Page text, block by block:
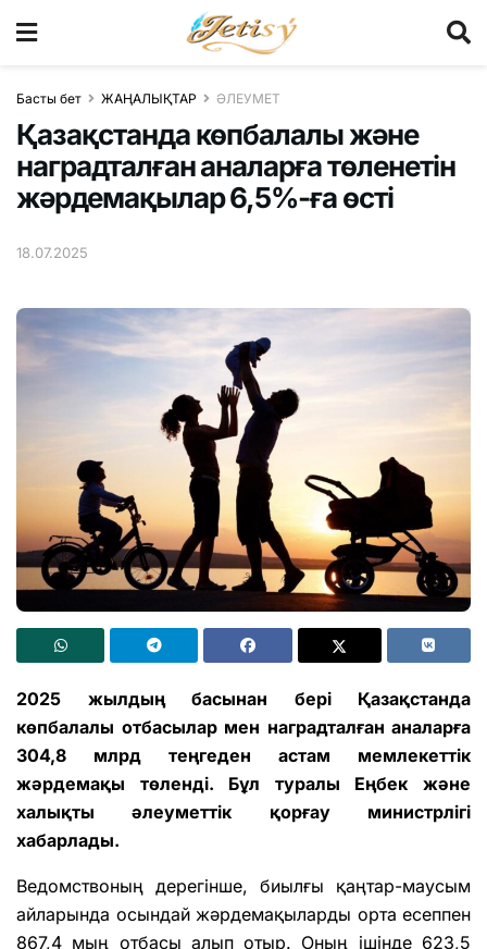
Басты бет ЖАҢАЛЫҚТАР ӘЛЕУМЕТ
Қазақстанда көпбалалы және
наградталған аналарға төленетін
жәрдемақылар 6,5%-ға өсті
18.07.2025
2025 жылдың басынан бері Қазақстанда
көпбалалы отбасылар мен наградталған аналарға
304,8 млрд теңгеден астам мемлекеттік
жәрдемақы төленді. Бұл туралы Еңбек және
халықты әлеуметтік қорғау министрлігі
хабарлады.
Ведомствоның дерегінше, биылғы қаңтар-маусым
айларында осындай жәрдемақыларды орта есеппен
867,4 мың отбасы алып отыр. Оның ішінде 623,5